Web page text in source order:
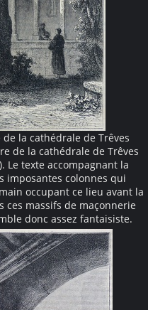
la cathédrale de Trêves
de la cathédrale de Trêves
Le texte accompagnant la
imposantes colonnes qui
occupant ce lieu avant la
ces massifs de maçonnerie
donc assez fantaisiste.